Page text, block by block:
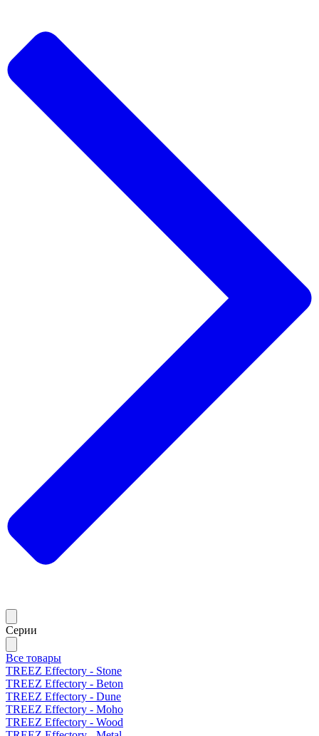
Серии
Все товары
TREEZ Effectory - Stone
TREEZ Effectory - Beton
TREEZ Effectory - Dune
TREEZ Effectory - Moho
TREEZ Effectory - Wood